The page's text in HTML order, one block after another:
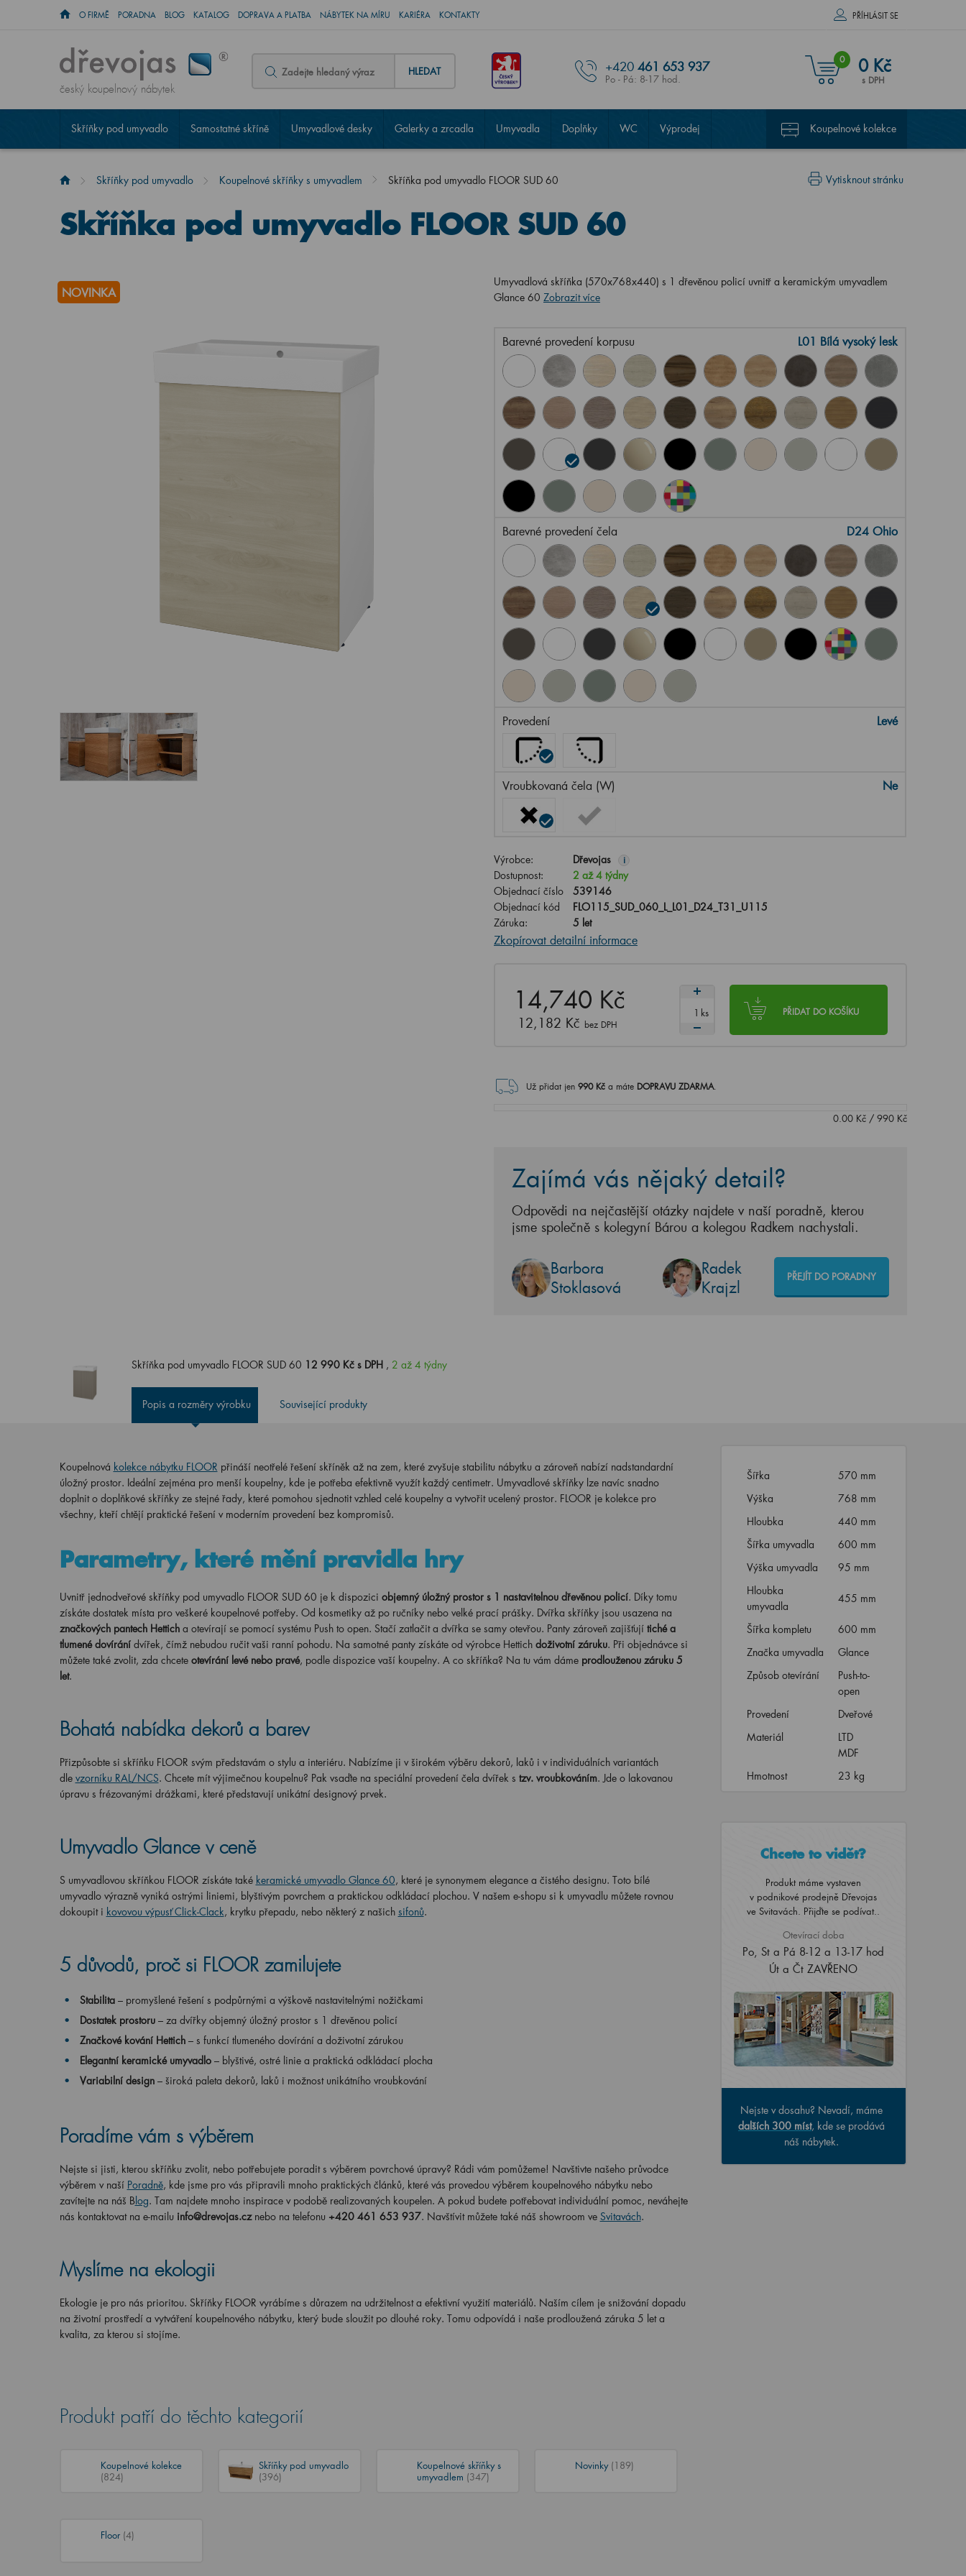
O FIRMĚ PORADNA BLOG KATALOG DOPRAVA A PLATBA NÁBYTEK NA MÍRU KARIÉRA KONTAKTY PŘÍHLÁSIT SE
český koupelnový nábytek
HLEDAT +420 461 653 937
Po - Pá: 8-17 hod.
0 0 Kč
s DPH
Skříňky pod umyvadlo Samostatné skříně Umyvadlové desky Galerky a zrcadla Umyvadla Doplňky WC Výprodej Koupelnové kolekce
Vytisknout stránku
Skříňky pod umyvadlo Koupelnové skříňky s umyvadlem Skříňka pod umyvadlo FLOOR SUD 60
Skříňka pod umyvadlo FLOOR SUD 60
NOVINKA
Umyvadlová skříňka (570x768x440) s 1 dřevěnou policí uvnitř a keramickým umyvadlem
Glance 60 Zobrazit více
Barevné provedení korpusu L01 Bílá vysoký lesk
Barevné provedení čela D24 Ohio
Provedení Levé
Vroubkovaná čela (W) Ne
Výrobce: Dřevojas i
Dostupnost:
2 až 4 týdny
Objednací číslo
539146
Objednací kód
FLO115_SUD_060_L_L01_D24_T31_U115
Záruka:
5 let
Zkopírovat detailní informace
14,740 Kč
12,182 Kč bez DPH
PŘIDAT DO KOŠÍKU
ks
Už přidat jen 990Kč a máte DOPRAVU ZDARMA.
0.00Kč/ 990Kč
Zajímá vás nějaký detail?
Odpovědi na nejčastější otázky najdete v naší poradně, kterou
jsme společně s kolegyní Bárou a kolegou Radkem nachystali.
Barbora
Stoklasová
Radek
Krajzl
PŘEJÍT DO PORADNY
Skříňka pod umyvadlo FLOOR SUD 60 12 990 Kč s DPH , 2 až 4 týdny
Popis a rozměry výrobku Související produkty
Koupelnová kolekce nábytku FLOOR přináší neotřelé řešení skříněk až na zem, které zvyšuje stabilitu nábytku a zároveň nabízí nadstandardní
úložný prostor. Ideální zejména pro menší koupelny, kde je potřeba efektivně využít každý centimetr. Umyvadlové skříňky lze navíc snadno
doplnit o doplňkové skříňky ze stejné řady, které pomohou sjednotit vzhled celé koupelny a vytvořit ucelený prostor. FLOOR je kolekce pro
všechny, kteří chtějí praktické řešení v moderním provedení bez kompromisů.
Parametry, které mění pravidla hry
Uvnitř jednodveřové skříňky pod umyvadlo FLOOR SUD 60 je k dispozici objemný úložný prostor s 1 nastavitelnou dřevěnou policí. Díky tomu
získáte dostatek místa pro veškeré koupelnové potřeby. Od kosmetiky až po ručníky nebo velké prací prášky. Dvířka skříňky jsou usazena na
značkových pantech Hetticha otevírají se pomocí systému Push to open. Stačí zatlačit a dvířka se samy otevřou. Panty zároveň zajišťují tiché a
tlumené dovírání dvířek, čímž nebudou ručit vaši ranní pohodu. Na samotné panty získáte od výrobce Hettich doživotní záruku. Při objednávce si
můžete také zvolit, zda chcete otevírání levé nebo pravé, podle dispozice vaší koupelny. A co skříňka? Na tu vám dáme prodlouženou záruku 5
let.
Bohatá nabídka dekorů a barev
Přizpůsobte si skříňku FLOOR svým představám o stylu a interiéru. Nabízíme ji v širokém výběru dekorů, laků i v individuálních variantách
dle vzorníku RAL/NCS. Chcete mít výjimečnou koupelnu? Pak vsaďte na speciální provedení čela dvířek s tzv. vroubkováním. Jde o lakovanou
úpravu s frézovanými drážkami, které představují unikátní designový prvek.
Umyvadlo Glance v ceně
S umyvadlovou skříňkou FLOOR získáte také keramické umyvadlo Glance 60, které je synonymem elegance a čistého designu. Toto bílé
umyvadlo výrazně vyniká ostrými liniemi, blyštivým povrchem a praktickou odkládací plochou. V našem e-shopu si k umyvadlu můžete rovnou
dokoupit i kovovou výpusť Click-Clack, krytku přepadu, nebo některý z našich sifonů.
5 důvodů, proč si FLOOR zamilujete
Stabilita– promyšlené řešení s podpůrnými a výškově nastavitelnými nožičkami
Dostatek prostoru – za dvířky objemný úložný prostor s 1 dřevěnou policí
Značkové kování Hettich – s funkcí tlumeného dovírání a doživotní zárukou
Elegantní keramické umyvadlo – blyštivé, ostré linie a praktická odkládací plocha
Variabilní design – široká paleta dekorů, laků i možnost unikátního vroubkování
Poradíme vám s výběrem
Nejste si jisti, kterou skříňku zvolit, nebo potřebujete poradit s výběrem povrchové úpravy? Rádi vám pomůžeme! Navštivte našeho průvodce
výběrem v naší Poradně, kde jsme pro vás připravili mnoho praktických článků, které vás provedou výběrem koupelnového nábytku nebo
zavítejte na náš Blog. Tam najdete mnoho inspirace v podobě realizovaných koupelen. A pokud budete potřebovat individuální pomoc, neváhejte
nás kontaktovat na e-mailu info@drevojas.cz nebo na telefonu +420 461 653 937. Navštívit můžete také náš showroom ve Svitavách.
Myslíme na ekologii
Ekologie je pro nás prioritou. Skříňky FLOOR vyrábíme s důrazem na udržitelnost a efektivní využití materiálů. Naším cílem je snižování dopadu
na životní prostředí a vytváření koupelnového nábytku, který bude sloužit po dlouhé roky. Tomu odpovídá i naše prodloužená záruka 5 let a
kvalita, za kterou si stojíme.
Produkt patří do těchto kategorií
Koupelnové kolekce
(824)
Skříňky pod umyvadlo
(396)
Koupelnové skříňky s
umyvadlem (347)
Novinky (189)
Floor (4)
Šířka
570 mm
Výška
768 mm
Hloubka
440 mm
Šířka umyvadla
600 mm
Výška umyvadla
95 mm
Hloubka
umyvadla
455 mm
Šířka kompletu
600 mm
Značka umyvadla
Glance
Způsob otevírání
Push-to-
open
Provedení
Dveřové
Materiál
LTD
MDF
Hmotnost
23 kg
Chcete to vidět?
Produkt máme vystaven
v podnikové prodejně Dřevojas
ve Svitavách. Přijďte se podívat..
Otevírací doba
Po, St a Pá 8-12 a 13-17 hod
Út a Čt ZAVŘENO
Nejste v dosahu? Nevadí, máme
dalších 300 míst, kde se prodává
náš nábytek.